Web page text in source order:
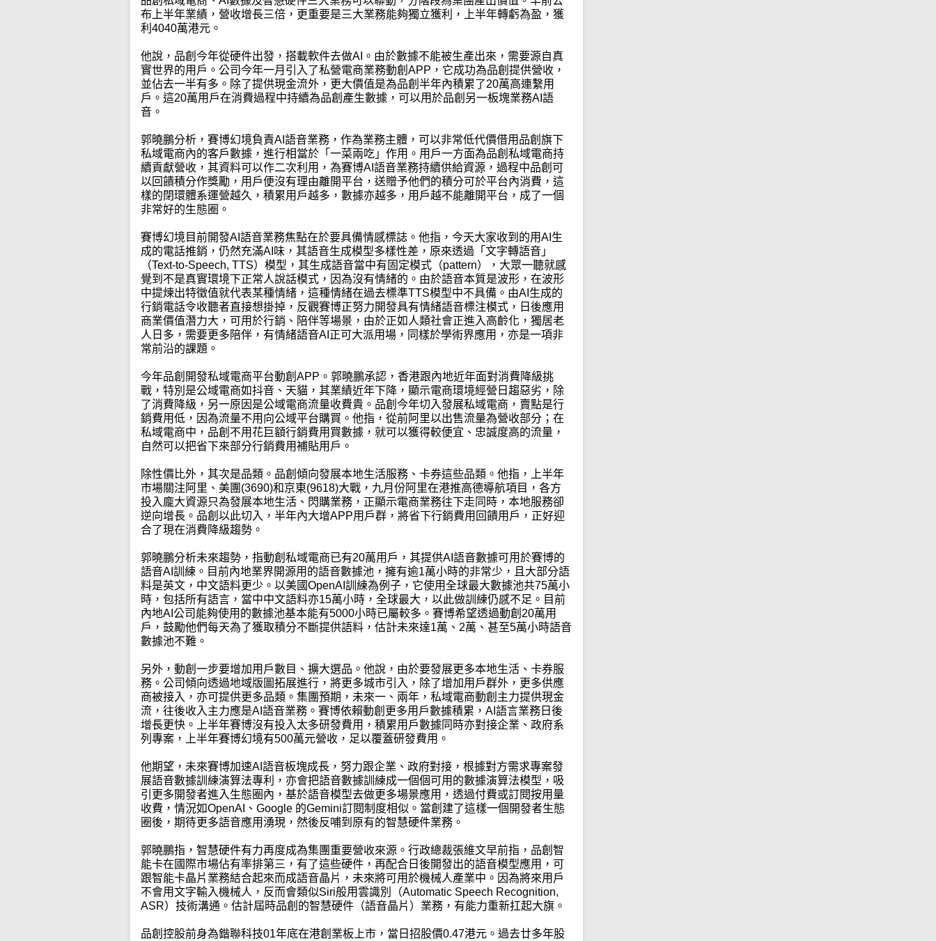
布上半年業績，營收增長三倍，更重要是三大業務能夠獨立獲利，上半年轉虧為盈，獲
利4040萬港元。
他說，品創今年從硬件出發，搭載軟件去做AI。由於數據不能被生產出來，需要源自真
實世界的用戶。公司今年一月引入了私營電商業務動創APP，它成功為品創提供營收，
並佔去一半有多。除了提供現金流外，更大價值是為品創半年內積累了20萬高連繫用
戶。這20萬用戶在消費過程中持續為品創產生數據，可以用於品創另一板塊業務AI語
音。
郭曉鵬分析，賽博幻境負責AI語音業務，作為業務主體，可以非常低代價借用品創旗下
私域電商內的客戶數據，進行相當於「一菜兩吃」作用。用戶一方面為品創私域電商持
續貢獻營收，其資料可以作二次利用，為賽博AI語音業務持續供給資源，過程中品創可
以回饋積分作獎勵，用戶便沒有理由離開平台，送贈予他們的積分可於平台內消費，這
樣的閉環體系運營越久，積累用戶越多，數據亦越多，用戶越不能離開平台，成了一個
非常好的生態圈。
賽博幻境目前開發AI語音業務焦點在於要具備情感標誌。他指，今天大家收到的用AI生
成的電話推銷，仍然充滿AI味，其語音生成模型多樣性差，原來透過「文字轉語音」
（Text-to-Speech, TTS）模型，其生成語音當中有固定模式（pattern），大眾一聽就感
覺到不是真實環境下正常人說話模式，因為沒有情緒的。由於語音本質是波形，在波形
中提煉出特徵值就代表某種情緒，這種情緒在過去標準TTS模型中不具備。由AI生成的
行銷電話令收聽者直接想掛掉，反觀賽博正努力開發具有情緒語音標注模式，日後應用
商業價值潛力大，可用於行銷、陪伴等場景，由於正如人類社會正進入高齡化，獨居老
人日多，需要更多陪伴，有情緒語音AI正可大派用場，同樣於學術界應用，亦是一項非
常前沿的課題。
今年品創開發私域電商平台動創APP。郭曉鵬承認，香港跟內地近年面對消費降級挑
戰，特別是公域電商如抖音、天貓，其業績近年下降，顯示電商環境經營日趨惡劣，除
了消費降級，另一原因是公域電商流量收費貴。品創今年切入發展私域電商，賣點是行
銷費用低，因為流量不用向公域平台購買。他指，從前阿里以出售流量為營收部分；在
私域電商中，品創不用花巨額行銷費用買數據，就可以獲得較便宜、忠誠度高的流量，
自然可以把省下來部分行銷費用補貼用戶。
除性價比外，其次是品類。品創傾向發展本地生活服務、卡券這些品類。他指，上半年
市場關注阿里、美團(3690)和京東(9618)大戰，九月份阿里在港推高德導航項目，各方
投入龐大資源只為發展本地生活、閃購業務，正顯示電商業務往下走同時，本地服務卻
逆向增長。品創以此切入，半年內大增APP用戶群，將省下行銷費用回饋用戶，正好迎
合了現在消費降級趨勢。
郭曉鵬分析未來趨勢，指動創私域電商已有20萬用戶，其提供AI語音數據可用於賽博的
語音AI訓練。目前內地業界開源用的語音數據池，擁有逾1萬小時的非常少，且大部分語
料是英文，中文語料更少。以美國OpenAI訓練為例子，它使用全球最大數據池共75萬小
時，包括所有語言，當中中文語料亦15萬小時，全球最大，以此做訓練仍感不足。目前
內地AI公司能夠使用的數據池基本能有5000小時已屬較多。賽博希望透過動創20萬用
戶，鼓勵他們每天為了獲取積分不斷提供語料，估計未來達1萬、2萬、甚至5萬小時語音
數據池不難。
另外，動創一步要增加用戶數目、擴大選品。他說，由於要發展更多本地生活、卡券服
務。公司傾向透過地域版圖拓展進行，將更多城市引入，除了增加用戶群外，更多供應
商被接入，亦可提供更多品類。集團預期，未來一、兩年，私域電商動創主力提供現金
流，往後收入主力應是AI語音業務。賽博依賴動創更多用戶數據積累，AI語言業務日後
增長更快。上半年賽博沒有投入太多研發費用，積累用戶數據同時亦對接企業、政府系
列專案，上半年賽博幻境有500萬元營收，足以覆蓋研發費用。
他期望，未來賽博加速AI語音板塊成長，努力跟企業、政府對接，根據對方需求專案發
展語音數據訓練演算法專利，亦會把語音數據訓練成一個個可用的數據演算法模型，吸
引更多開發者進入生態圈內，基於語音模型去做更多場景應用，透過付費或訂閱按用量
收費，情況如OpenAI、Google 的Gemini訂閱制度相似。當創建了這樣一個開發者生態
圈後，期待更多語音應用湧現，然後反哺到原有的智慧硬件業務。
郭曉鵬指，智慧硬件有力再度成為集團重要營收來源。行政總裁張維文早前指，品創智
能卡在國際市場佔有率排第三，有了這些硬件，再配合日後開發出的語音模型應用，可
跟智能卡晶片業務結合起來而成語音晶片，未來將可用於機械人產業中。因為將來用戶
不會用文字輸入機械人，反而會類似Siri般用雲識別（Automatic Speech Recognition,
ASR）技術溝通。估計屆時品創的智慧硬件（語音晶片）業務，有能力重新扛起大旗。
品創控股前身為鍇聯科技01年底在港創業板上市，當日招股價0.47港元。過去廿多年股